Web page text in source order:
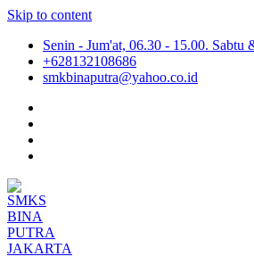
Skip to content
Senin - Jum'at, 06.30 - 15.00.
+628132108686
smkbinaputra@yahoo.co.id